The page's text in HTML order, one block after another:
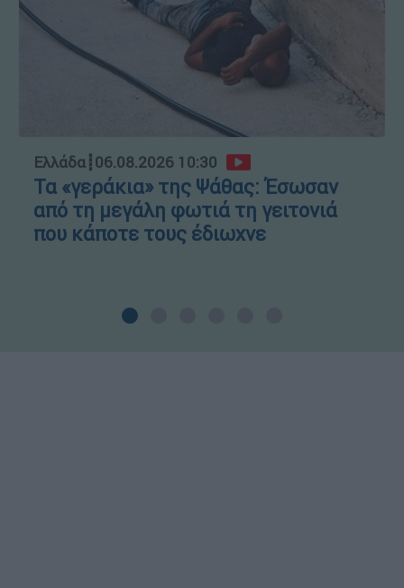
Ελλάδα┋06.08.2026 10:30
Τα «γεράκια» της Ψάθας: Έσωσαν
από τη μεγάλη φωτιά τη γειτονιά
που κάποτε τους έδιωχνε